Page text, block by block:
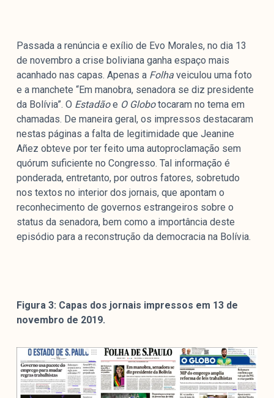
Passada a renúncia e exílio de Evo Morales, no dia 13
de novembro a crise boliviana ganha espaço mais
acanhado nas capas. Apenas a Folha veiculou uma foto
e a manchete “Em manobra, senadora se diz presidente
da Bolívia”. O Estadãoe O Globotocaram no tema em
chamadas. De maneira geral, os impressos destacaram
nestas páginas a falta de legitimidade que Jeanine
Añez obteve por ter feito uma autoproclamação sem
quórum suficiente no Congresso. Tal informação é
ponderada, entretanto, por outros fatores, sobretudo
nos textos no interior dos jornais, que apontam o
reconhecimento de governos estrangeiros sobre o
status da senadora, bem como a importância deste
episódio para a reconstrução da democracia na Bolívia.
Figura 3: Capas dos jornais impressos em 13 de
novembro de 2019.